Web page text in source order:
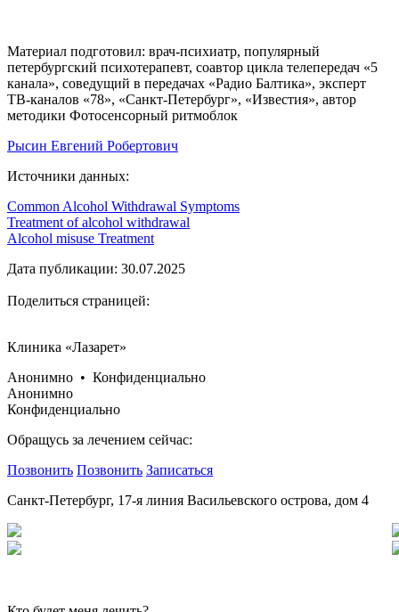
Материал подготовил: врач-психиатр, популярный
петербургский психотерапевт, соавтор цикла телепередач «5
канала», соведущий в передачах «Радио Балтика», эксперт
ТВ-каналов «78», «Санкт-Петербург», «Известия», автор
методики Фотосенсорный ритмоблок
Рысин Евгений Робертович
Источники данных:
Common Alcohol Withdrawal Symptoms
Treatment of alcohol withdrawal
Alcohol misuse Treatment
Дата публикации: 30.07.2025
Поделиться страницей:
Клиника «Лазарет»
Анонимно • Конфиденциально
Анонимно
Конфиденциально
Обращусь за лечением сейчас:
Позвонить Позвонить Записаться
Санкт-Петербург, 17-я линия Васильевского острова, дом 4